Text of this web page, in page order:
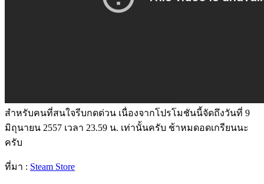
สำหรับคนที่สนใจรีบกดด่วน เนื่องจากโปรโมชันนี้จัดถึงวันที่ 9
มิถุนายน 2557 เวลา 23.59 น. เท่านั้นครับ ช้าหมดอดเกรียนนะ
ครับ
ที่มา : Steam Store